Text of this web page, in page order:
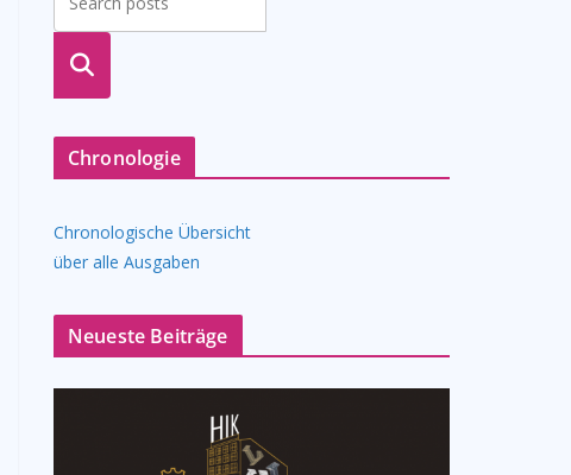
suche
Chronologie
Chronologische Übersicht
über alle Ausgaben
Neueste Beiträge